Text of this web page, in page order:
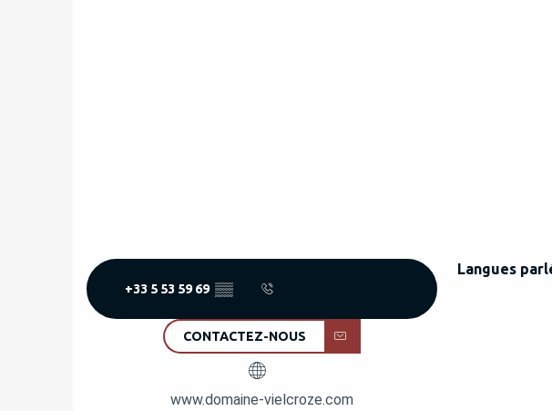
+33 5 53 59 69 ▒▒
CONTACTEZ-NOUS
www.domaine-vielcroze.com
Langues
Langues